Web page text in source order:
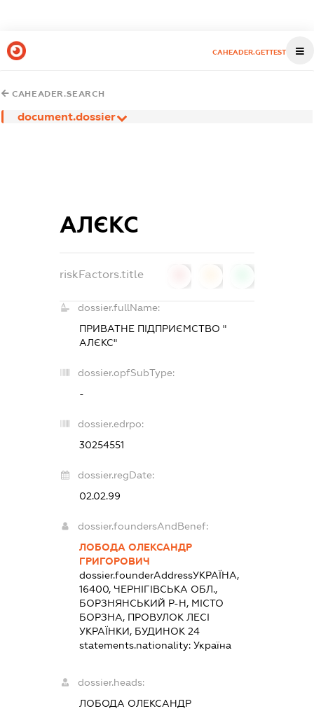
CAHEADER.GETTEST
CAHEADER.SEARCH
document.dossier
АЛЄКС
riskFactors.title
dossier.fullName:
ПРИВАТНЕ ПІДПРИЄМСТВО "
АЛЄКС"
dossier.opfSubType:
-
dossier.edrpo:
30254551
dossier.regDate:
02.02.99
dossier.foundersAndBenef:
ЛОБОДА ОЛЕКСАНДР
ГРИГОРОВИЧ
dossier.founderAddressУКРАЇНА,
16400, ЧЕРНІГІВСЬКА ОБЛ.,
БОРЗНЯНСЬКИЙ Р-Н, МІСТО
БОРЗНА, ПРОВУЛОК ЛЕСІ
УКРАЇНКИ, БУДИНОК 24
statements.nationality:Україна
dossier.heads:
ЛОБОДА ОЛЕКСАНДР